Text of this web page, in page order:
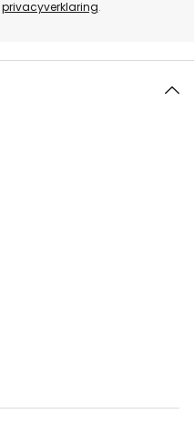
privacyverklaring.